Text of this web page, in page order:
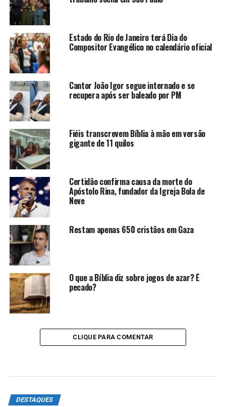
Estado do Rio de Janeiro terá Dia do
Compositor Evangélico no calendário oficial
Cantor João Igor segue internado e se
recupera após ser baleado por PM
Fiéis transcrevem Bíblia à mão em versão
gigante de 11 quilos
Certidão confirma causa da morte do
Apóstolo Rina, fundador da Igreja Bola de
Neve
Restam apenas 650 cristãos em Gaza
O que a Bíblia diz sobre jogos de azar? É
pecado?
CLIQUE PARA COMENTAR
DESTAQUES